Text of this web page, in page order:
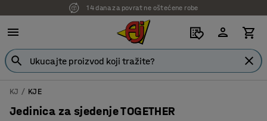
7 godina garancije
KJ KJE
Jedinica za sjedenje TOGETHER